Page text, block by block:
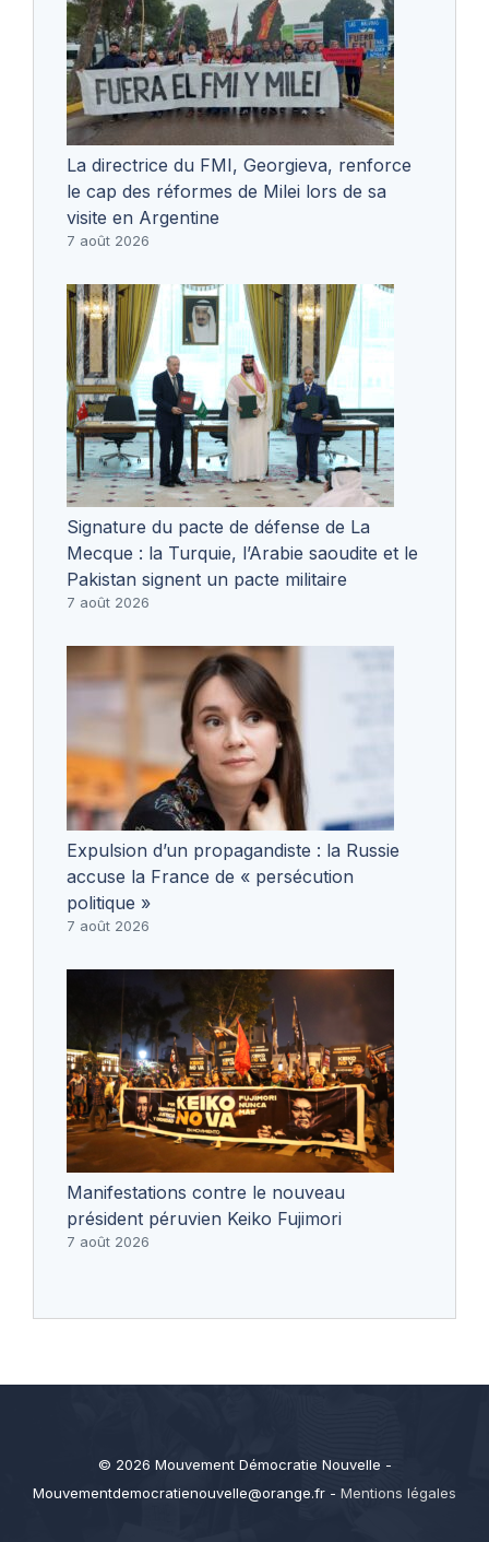
La directrice du FMI, Georgieva, renforce
le cap des réformes de Milei lors de sa
visite en Argentine
7 août 2026
Signature du pacte de défense de La
Mecque : la Turquie, l’Arabie saoudite et le
Pakistan signent un pacte militaire
7 août 2026
Expulsion d’un propagandiste : la Russie
accuse la France de « persécution
politique »
7 août 2026
Manifestations contre le nouveau
président péruvien Keiko Fujimori
7 août 2026
© 2026 Mouvement Démocratie Nouvelle -
Mouvementdemocratienouvelle@orange.fr - Mentions légales